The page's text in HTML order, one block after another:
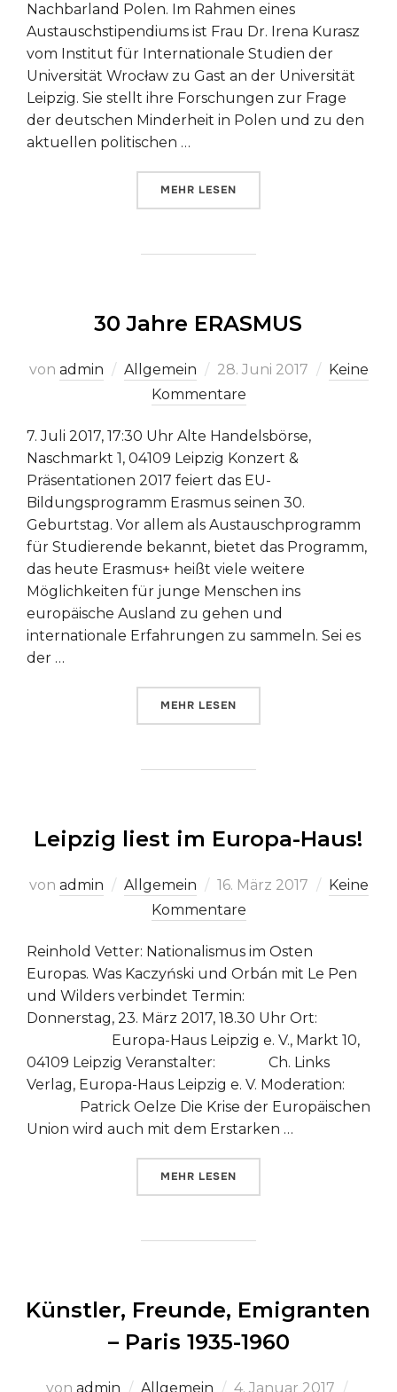
Nachbarland Polen. Im Rahmen eines
Austauschstipendiums ist Frau Dr. Irena Kurasz
vom Institut für Internationale Studien der
Universität Wrocław zu Gast an der Universität
Leipzig. Sie stellt ihre Forschungen zur Frage
der deutschen Minderheit in Polen und zu den
aktuellen politischen …
MEHR ÜBER „VORTRÄGE ZU
LESEN
30 Jahre ERASMUS
von admin Allgemein
Veröffentlicht
am
28. Juni 2017
Keine
Kommentare
7. Juli 2017, 17:30 Uhr Alte Handelsbörse,
Naschmarkt 1, 04109 Leipzig Konzert &
Präsentationen 2017 feiert das EU-
Bildungsprogramm Erasmus seinen 30.
Geburtstag. Vor allem als Austauschprogramm
für Studierende bekannt, bietet das Programm,
das heute Erasmus+ heißt viele weitere
Möglichkeiten für junge Menschen ins
europäische Ausland zu gehen und
internationale Erfahrungen zu sammeln. Sei es
der …
MEHR ÜBER „30 JAHRE ERASMUS“
LESEN
Leipzig liest im Europa-Haus!
von admin Allgemein
Veröffentlicht
am
16. März 2017
Keine
Kommentare
Reinhold Vetter: Nationalismus im Osten
Europas. Was Kaczyński und Orbán mit Le Pen
und Wilders verbindet Termin:
Donnerstag, 23. März 2017, 18.30 Uhr Ort:
Europa-Haus Leipzig e. V., Markt 10,
04109 Leipzig Veranstalter: Ch. Links
Verlag, Europa-Haus Leipzig e. V. Moderation:
Patrick Oelze Die Krise der Europäischen
Union wird auch mit dem Erstarken …
MEHR ÜBER „LEIPZIG LIEST IM
LESEN
Künstler, Freunde, Emigranten
– Paris 1935-1960
von admin Allgemein Veröffentlicht
4. Januar 2017